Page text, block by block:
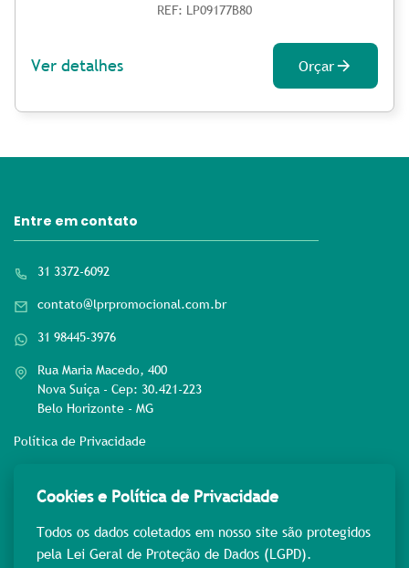
REF: LP09177B80
Ver detalhes Orçar
Entre em contato
31 3372-6092
contato@lprpromocional.com.br
31 98445-3976
Rua Maria Macedo, 400
Nova Suíça - Cep: 30.421-223
Belo Horizonte - MG
Política de Privacidade
Rede sociais
Cookies e Política de Privacidade
Todos os dados coletados em nosso site são protegidos
pela Lei Geral de Proteção de Dados (LGPD).